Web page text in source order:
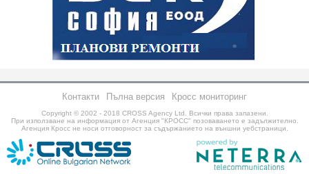
Контакти Пълна версия Кросс мониторинг
Copyright © 2002 - 2018 CROSS Agency Ltd.
Всички права запазени.
При използване на информация от Агенция "КРОСС" позоваването е задължително.
Агенция Кросс не носи отговорност за съдържанието на външни уебстраници.